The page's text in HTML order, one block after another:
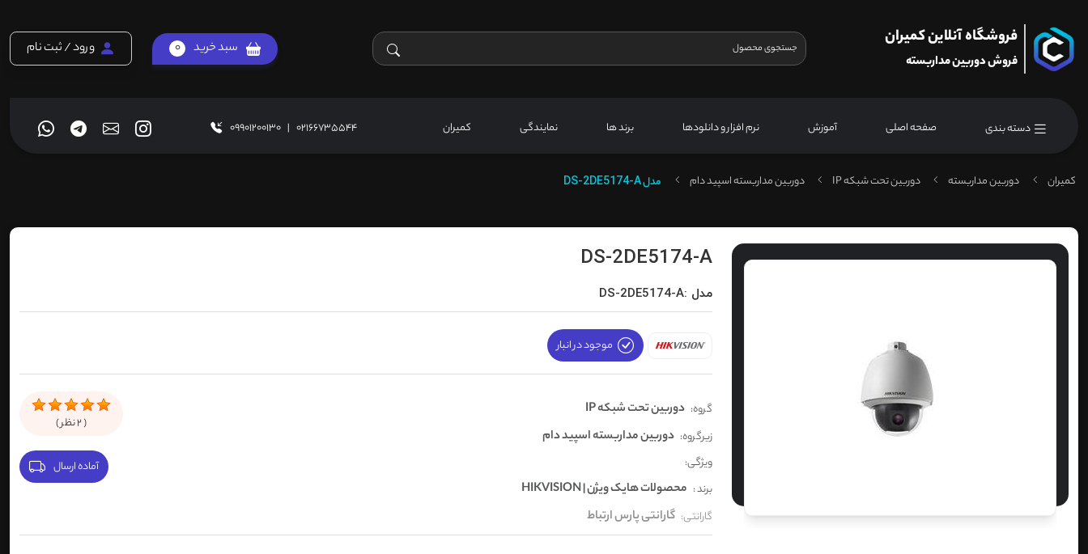
فروشگاه آنلاین کمیران
فروش دوربین مداربسته
سبد خرید 0 ورود / ثبت نام
دسته بندی صفحه اصلی آموزش نرم افزار و دانلودها برند ها نمایندگی کمیران 02166735544
|
09901200130
کمیران دوربین مداربسته دوربین تحت شبکه IP دوربین مداربسته اسپید دام مدلDS-2DE5174-A
DS-2DE5174-A
مدل :DS-2DE5174-A
موجود در انبار
گروه: دوربین تحت شبکه IP
زیرگروه: دوربین مداربسته اسپید دام
ویژگی:
برند : محصولات هایک ویژن | HIKVISION
گارانتی: گارانتی پارس ارتباط
(
2نظر )
آماده ارسال